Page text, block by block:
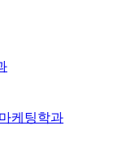
케팅학과